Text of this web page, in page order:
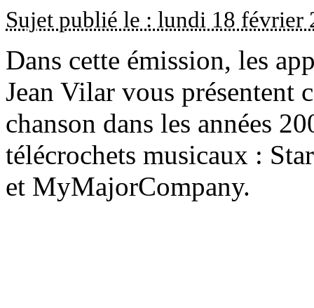
Sujet publié le : lundi 18 février
Dans cette émission, les
Jean Vilar vous présentent
chanson dans les années
télécrochets musicaux :
et MyMajorCompany.